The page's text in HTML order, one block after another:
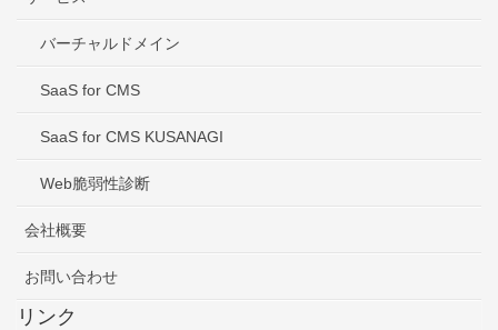
バーチャルドメイン
SaaS for CMS
SaaS for CMS KUSANAGI
Web脆弱性診断
会社概要
お問い合わせ
リンク